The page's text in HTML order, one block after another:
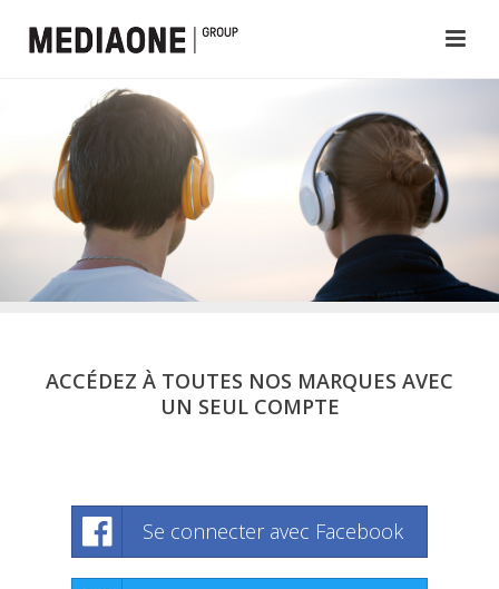
ACCÉDEZ À TOUTES NOS MARQUES AVEC
UN SEUL COMPTE
Se connecter avec Facebook